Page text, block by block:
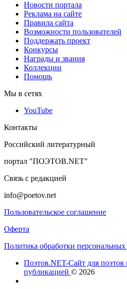
Новости портала
Реклама на сайте
Правила сайта
Возможности пользователей
Поддержать проект
Конкурсы
Награды и звания
Коллекции
Помощь
Мы в сетях
YouTube
Контакты
Российский литературный
портал "ПОЭТОВ.NET"
Связь с редакцией
info@poetov.net
Пользовательское соглашение
Оферта
Политика обработки
Поэтов.NET-Сайт для поэтов
публикацией © 2026